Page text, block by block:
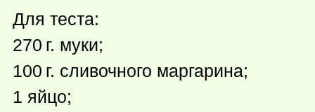
Для теста:
270 г. муки;
100 г. сливочного маргарина;
1 яйцо;